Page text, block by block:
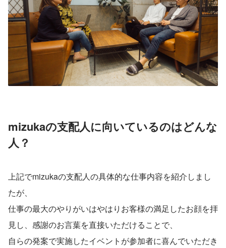
mizukaの支配人に向いているのはどんな
人？
上記でmizukaの支配人の具体的な仕事内容を紹介しまし
たが、
仕事の最大のやりがいはやはりお客様の満足したお顔を拝
見し、感謝のお言葉を直接いただけることで、
自らの発案で実施したイベントが参加者に喜んでいただき